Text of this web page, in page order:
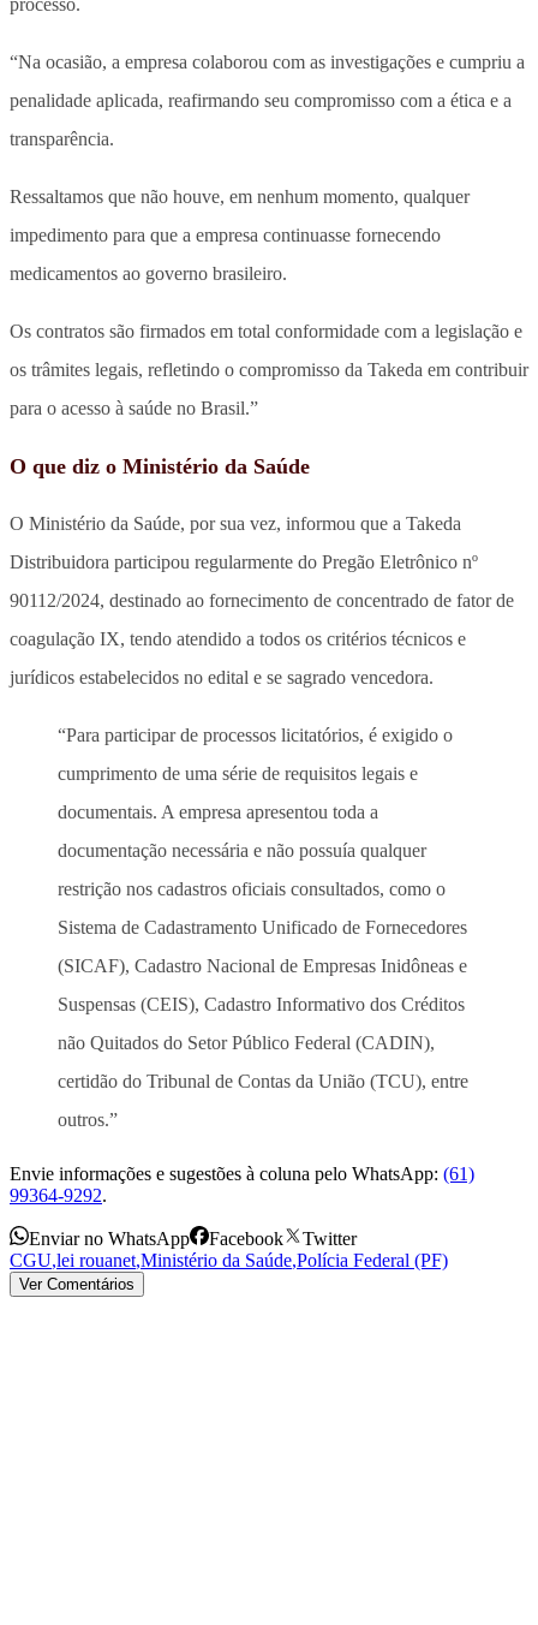
“Na ocasião, a empresa colaborou com as investigações e cumpriu a
penalidade aplicada, reafirmando seu compromisso com a ética e a
transparência.
Ressaltamos que não houve, em nenhum momento, qualquer
impedimento para que a empresa continuasse fornecendo
medicamentos ao governo brasileiro.
Os contratos são firmados em total conformidade com a legislação e
os trâmites legais, refletindo o compromisso da Takeda em contribuir
para o acesso à saúde no Brasil.”
O que diz o Ministério da Saúde
O Ministério da Saúde, por sua vez, informou que a Takeda
Distribuidora participou regularmente do Pregão Eletrônico nº
90112/2024, destinado ao fornecimento de concentrado de fator de
coagulação IX, tendo atendido a todos os critérios técnicos e
jurídicos estabelecidos no edital e se sagrado vencedora.
“Para participar de processos licitatórios, é exigido o
cumprimento de uma série de requisitos legais e
documentais. A empresa apresentou toda a
documentação necessária e não possuía qualquer
restrição nos cadastros oficiais consultados, como o
Sistema de Cadastramento Unificado de Fornecedores
(SICAF), Cadastro Nacional de Empresas Inidôneas e
Suspensas (CEIS), Cadastro Informativo dos Créditos
não Quitados do Setor Público Federal (CADIN),
certidão do Tribunal de Contas da União (TCU), entre
outros.”
Envie informações e sugestões à coluna pelo WhatsApp: (61)
99364-9292.
Enviar no WhatsApp Facebook
Twitter
CGU,lei rouanet,Ministério da Saúde,Polícia Federal (PF)
Ver Comentários